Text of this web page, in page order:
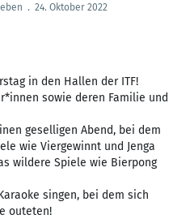
. 24. Oktober 2022
in den Hallen der ITF!
sowie deren Familie und
geselligen Abend, bei dem
wie Viergewinnt und Jenga
wildere Spiele wie Bierpong
singen, bei dem sich
outeten!